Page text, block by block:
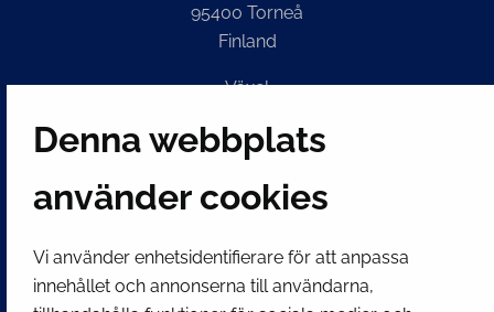
Denna webbplats
använder cookies
Vi använder enhetsidentifierare för att anpassa
innehållet och annonserna till användarna,
95400 Torneå
Finland
Växel
E-post
Stadskansliets registratur
SNABBLÄNKAR